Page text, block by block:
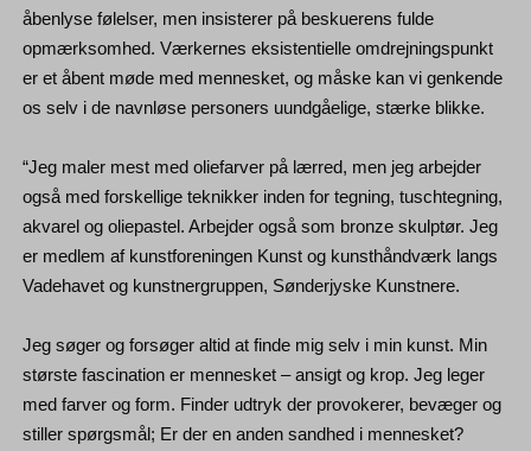
åbenlyse følelser, men insisterer på beskuerens fulde
opmærksomhed. Værkernes eksistentielle omdrejningspunkt
er et åbent møde med mennesket, og måske kan vi genkende
os selv i de navnløse personers uundgåelige, stærke blikke.
“Jeg maler mest med oliefarver på lærred, men jeg arbejder
også med forskellige teknikker inden for tegning, tuschtegning,
akvarel og oliepastel. Arbejder også som bronze skulptør. Jeg
er medlem af kunstforeningen Kunst og kunsthåndværk langs
Vadehavet og kunstnergruppen, Sønderjyske Kunstnere.
Jeg søger og forsøger altid at finde mig selv i min kunst. Min
største fascination er mennesket – ansigt og krop. Jeg leger
med farver og form. Finder udtryk der provokerer, bevæger og
stiller spørgsmål; Er der en anden sandhed i mennesket?